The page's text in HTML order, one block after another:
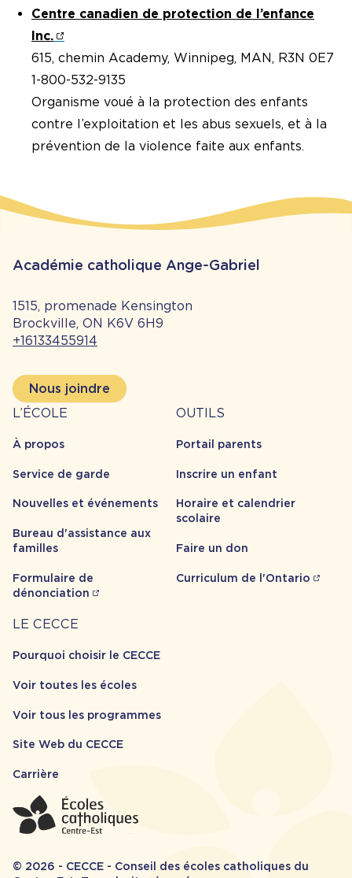
Centre canadien de protection de l’enfance
Inc.
615, chemin Academy, Winnipeg, MAN, R3N 0E7
1-800-532-9135
Organisme voué à la protection des enfants
contre l’exploitation et les abus sexuels, et à la
prévention de la violence faite aux enfants.
Académie catholique Ange-Gabriel
1515, promenade Kensington
Brockville, ON K6V 6H9
+16133455914
Nous joindre
À
propos
L’ÉCOLE
À propos
Service de garde
Nouvelles et événements
Bureau d'assistance aux
familles
Formulaire de
dénonciation
Outils
OUTILS
Portail parents
Inscrire un enfant
Horaire et calendrier
scolaire
Faire un don
Curriculum de l'Ontario
Carrière
LE CECCE
Pourquoi choisir le CECCE
Voir toutes les écoles
Voir tous les programmes
Site Web du CECCE
Carrière
© 2026 - CECCE - Conseil des écoles catholiques du